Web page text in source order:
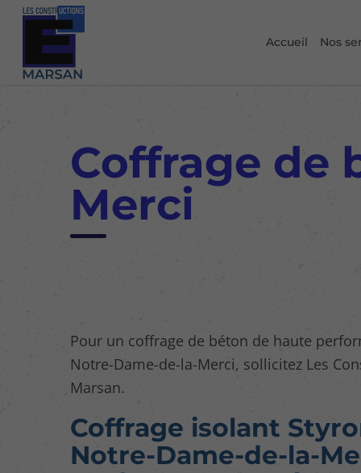
Accueil Nos
Coffrage de
Merci
Pour un coffrage de béton de haute
Notre-Dame-de-la-Merci, sollicitez Les
Marsan.
Coffrage isolant
Notre-Dame-de-la-